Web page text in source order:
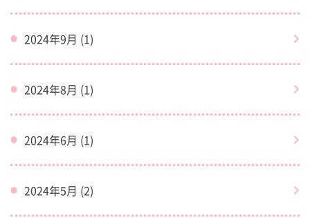
2024年9月 (1)
2024年8月 (1)
2024年6月 (1)
2024年5月 (2)